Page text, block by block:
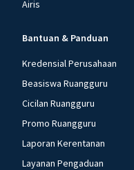
Airis
Bantuan & Panduan
Kredensial Perusahaan
Beasiswa Ruangguru
Cicilan Ruangguru
Promo Ruangguru
Laporan Kerentanan
Layanan Pengaduan